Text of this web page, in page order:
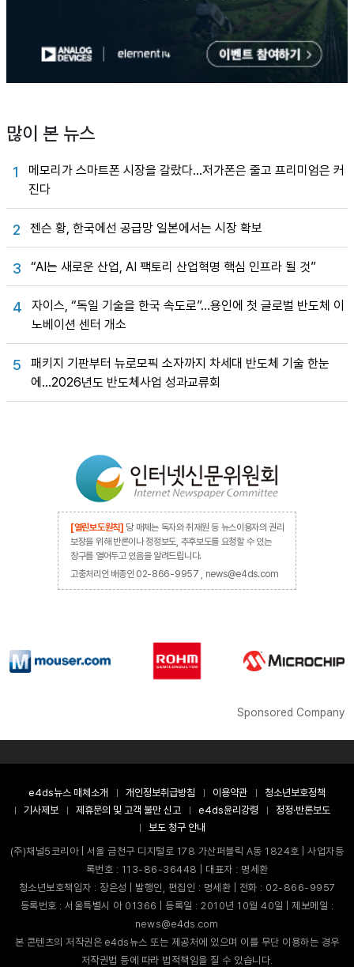
많이 본 뉴스
1
메모리가 스마트폰 시장을 갈랐다…저가폰은 줄고 프리미엄은 커
진다
2 젠슨 황, 한국에선 공급망 일본에서는 시장 확보
3 “AI는 새로운 산업, AI 팩토리 산업혁명 핵심 인프라 될 것”
4
자이스, “독일 기술을 한국 속도로”…용인에 첫 글로벌 반도체 이
노베이션 센터 개소
5
패키지 기판부터 뉴로모픽 소자까지 차세대 반도체 기술 한눈
에…2026년도 반도체사업 성과교류회
[열린보도원칙] 당 매체는 독자와 취재원 등 뉴스이용자의 권리
보장을 위해 반론이나 정정보도, 추후보도를 요청할 수 있는
창구를 열어두고 있음을 알려드립니다.
고충처리인 배종인 02-866-9957 , news@e4ds.com
Sponsored Company
e4ds뉴스 매체소개 개인정보취급방침 이용약관
청소년보호정책
기사제보
제휴문의 및 고객 불만 신고 e4ds윤리강령
정정·반론보도
보도 청구 안내
(주)채널5코리아 | 서울 금천구 디지털로 178 가산퍼블릭 A동 1824호 | 사업자등
록번호 : 113-86-36448 | 대표자 : 명세환
청소년보호책임자 : 장은성 | 발행인, 편집인 : 명세환 | 전화 : 02-866-9957
등록번호 : 서울특별시 아 01366 | 등록일 : 2010년 10월 40일 | 제보메일 :
news@e4ds.com
본 콘텐츠의 저작권은 e4ds뉴스 또는 제공처에 있으며 이를 무단 이용하는 경우
저작권법 등에 따라 법적책임을 질 수 있습니다.